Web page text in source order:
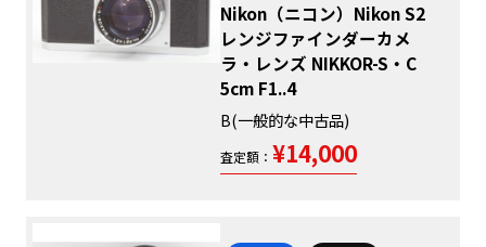
Nikon（ニコン）Nikon S2
レンジファインダーカメ
ラ・レンズ NIKKOR-S・C
5cm F1..4
B(一般的な中古品)
査定額： ¥14,000